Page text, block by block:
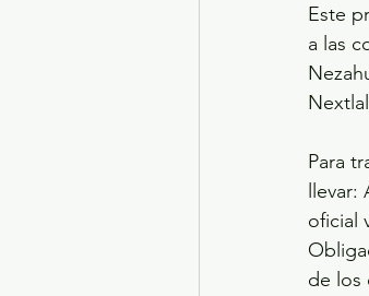
Este
a las
Para
llevar:
oficial
de los